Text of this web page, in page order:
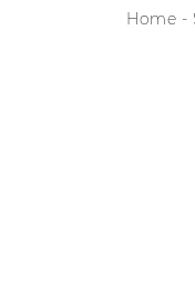
Home -